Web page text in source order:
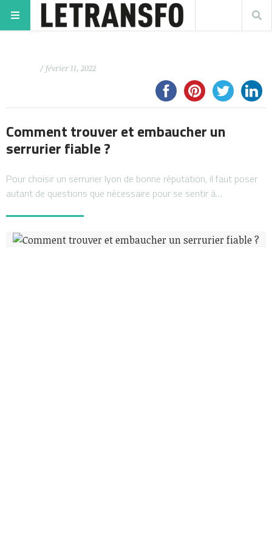
/ février 11, 2022
Comment trouver et embaucher un
serrurier fiable ?
Pour choisir un serrurier lyon de bonne réputation, il faut poser
autant de questions que nécessaire pour se sentir à…